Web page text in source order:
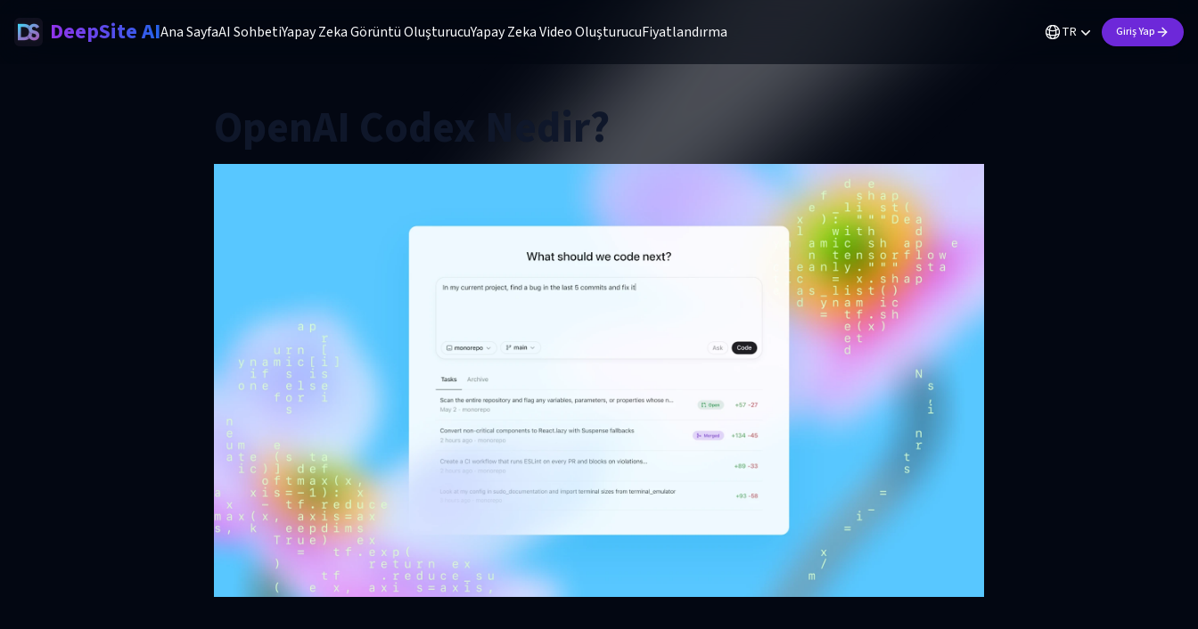
DeepSite AIAna SayfaAI SohbetiYapay Zeka Görüntü OluşturucuYapay Zeka Video OluşturucuFiyatlandırma TR Giriş Yap
OpenAI Codex Nedir?